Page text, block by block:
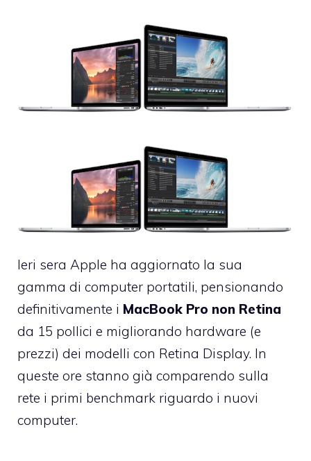
Ieri sera Apple ha aggiornato la sua
gamma di computer portatili, pensionando
definitivamente i MacBook Pro non Retina
da 15 pollici e migliorando hardware (e
prezzi) dei modelli con Retina Display. In
queste ore stanno già comparendo sulla
rete i primi benchmark riguardo i nuovi
computer.